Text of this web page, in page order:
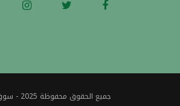
جميع الحقوق محفوظة 2025 - سوق المال